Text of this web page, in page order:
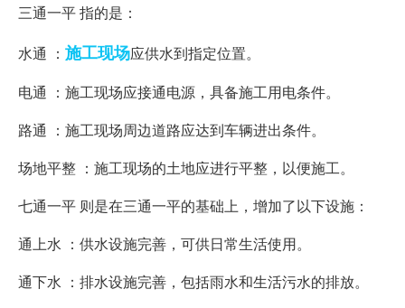
三通一平 指的是：
水通 ： 施工现场应供水到指定位置。
电通 ：施工现场应接通电源，具备施工用电条件。
路通 ：施工现场周边道路应达到车辆进出条件。
场地平整 ：施工现场的土地应进行平整，以便施工。
七通一平 则是在三通一平的基础上，增加了以下设施：
通上水 ：供水设施完善，可供日常生活使用。
通下水 ：排水设施完善，包括雨水和生活污水的排放。